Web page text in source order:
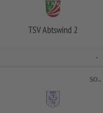
TSV Abtswind 2
-
SO..